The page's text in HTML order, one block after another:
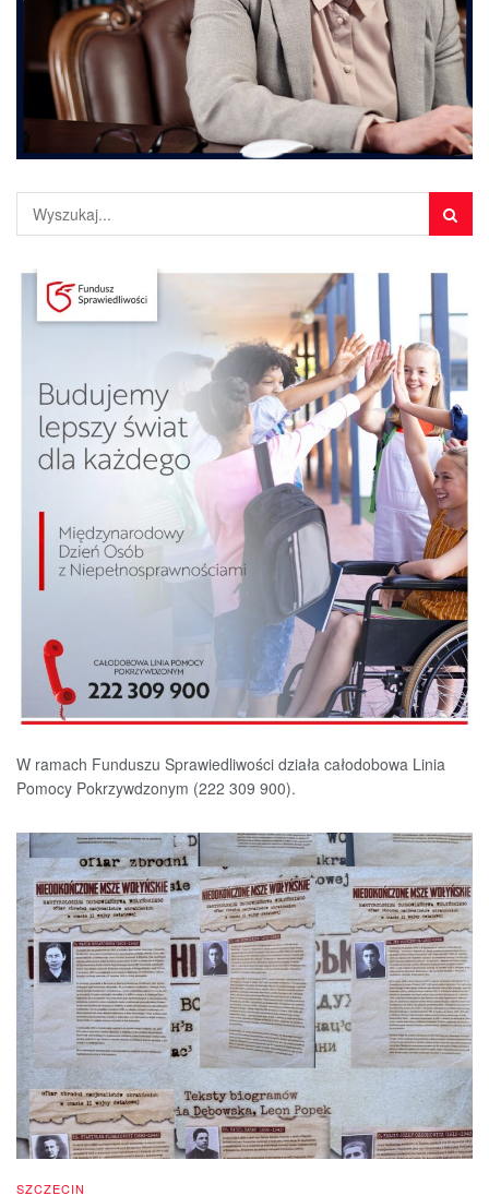
W ramach Funduszu Sprawiedliwości działa całodobowa Linia
Pomocy Pokrzywdzonym (222 309 900).
SZCZECIN